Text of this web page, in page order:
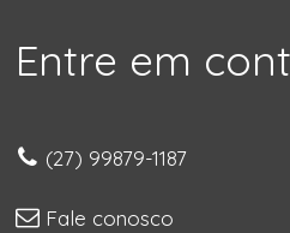
Entre em
(27) 99879-1187
Fale conosco